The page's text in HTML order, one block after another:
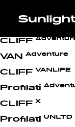
Modelli
Sunlight
CLIFFRoot
CLIFF
VAN Adventure
CLIFF VANLIFE
Profilati
CLIFF X
Profilati UNLTD